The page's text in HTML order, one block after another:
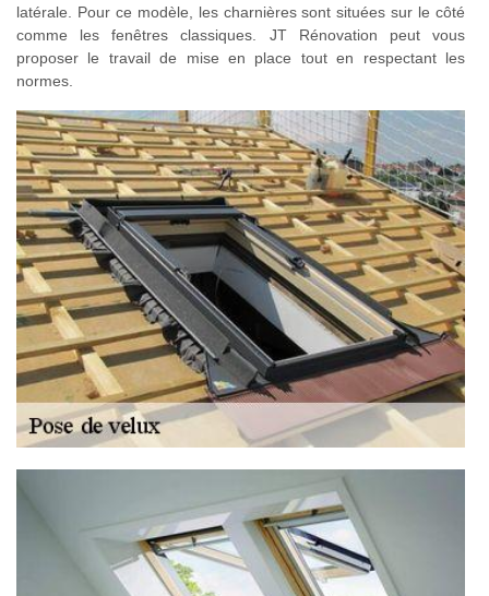
latérale. Pour ce modèle, les charnières sont situées sur le côté
comme les fenêtres classiques. JT Rénovation peut vous
proposer le travail de mise en place tout en respectant les
normes.